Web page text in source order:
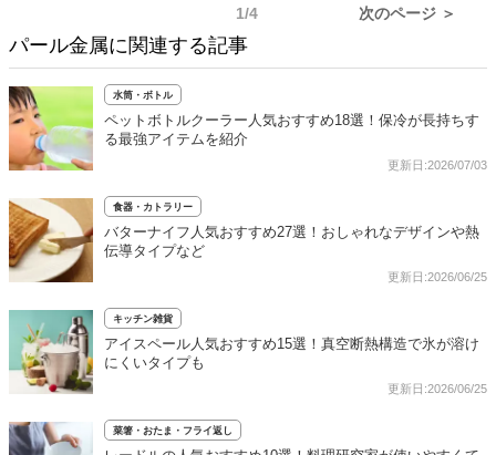
1/4 次のページ ＞
パール金属に関連する記事
水筒・ボトル
ペットボトルクーラー人気おすすめ18選！保冷が長持ちす
る最強アイテムを紹介
更新日:2026/07/03
食器・カトラリー
バターナイフ人気おすすめ27選！おしゃれなデザインや熱
伝導タイプなど
更新日:2026/06/25
キッチン雑貨
アイスペール人気おすすめ15選！真空断熱構造で氷が溶け
にくいタイプも
更新日:2026/06/25
菜箸・おたま・フライ返し